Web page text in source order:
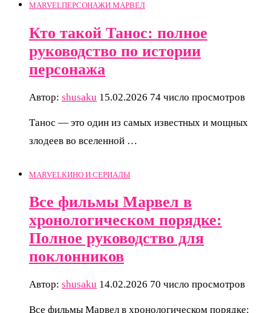
MARVELПЕРСОНАЖИ МАРВЕЛ
Кто такой Танос: полное
руководство по истории
персонажа
Автор: shusaku 15.02.2026 74 число просмотров
Танос — это один из самых известных и мощных
злодеев во вселенной …
MARVELКИНО И СЕРИАЛЫ
Все фильмы Марвел в
хронологическом порядке:
Полное руководство для
поклонников
Автор: shusaku 14.02.2026 70 число просмотров
Все фильмы Марвел в хронологическом порядке: